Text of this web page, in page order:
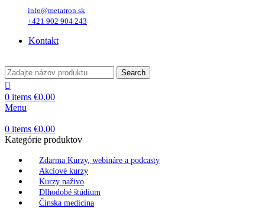
info@metatron.sk
+421 902 904 243
Kontakt
Search
0 items €0.00
Menu
0 items €0.00
Kategórie produktov
Zdarma Kurzy, webináre a podcasty
Akciové kurzy
Kurzy naživo
Dlhodobé štúdium
Čínska medicína